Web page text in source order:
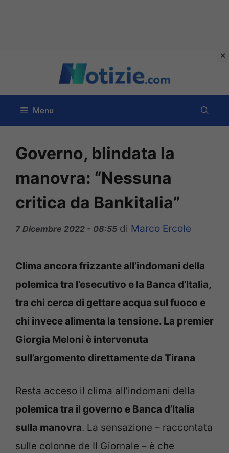
contenuto
Menu
Governo, blindata la
manovra: “Nessuna
critica da Bankitalia”
7 Dicembre 2022 - 08:55 di Marco Ercole
Clima ancora frizzante all’indomani della
polemica tra l’esecutivo e la Banca d’Italia,
tra chi cerca di gettare acqua sul fuoco e
chi invece alimenta la tensione. La premier
Giorgia Meloni è intervenuta
sull’argomento direttamente da Tirana
Resta acceso il clima all’indomani della
polemica tra il governo e Banca d’Italia
sulla manovra. La sensazione – raccontata
sulle colonne de Il Giornale – è che